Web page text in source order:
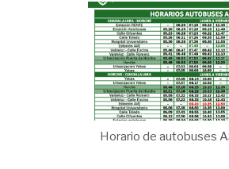
Horario de autobuses